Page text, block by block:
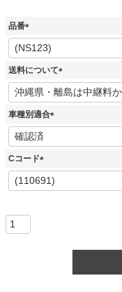
品番
(
必
須
送料について
(
必
車種別適合
(
Cコード
(
必